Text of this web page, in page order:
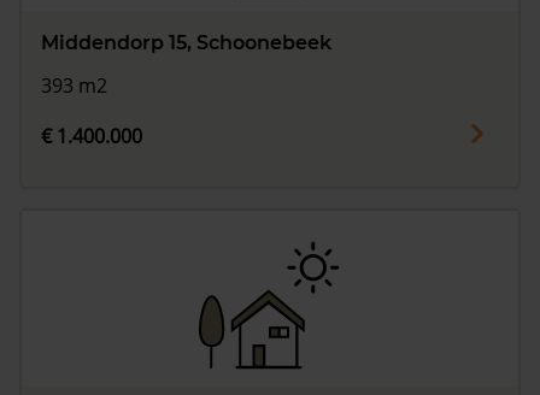
Middendorp 15, Schoonebeek
393 m2
€ 1.400.000